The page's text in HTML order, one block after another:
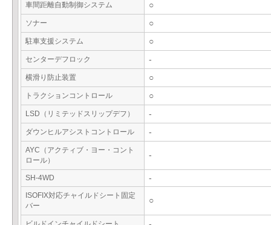
車間距離自動制御システム ○
ソナー ○
駐車支援システム ○
センターデフロック -
横滑り防止装置 ○
トラクションコントロール ○
LSD（リミテッドスリップデフ） -
ダウンヒルアシストコントロール -
AYC（アクティブ・ヨー・コント
ロール）
-
SH-4WD -
ISOFIX対応チャイルドシート固定
バー
○